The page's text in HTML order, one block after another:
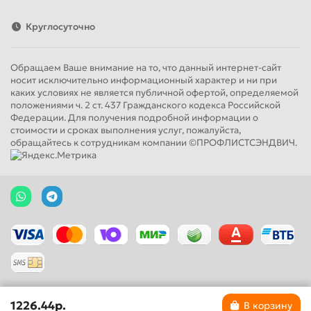
Круглосуточно
Обращаем Ваше внимание на то, что данный интернет-сайт
носит исключительно информационный характер и ни при
каких условиях не является публичной офертой, определяемой
положениями ч. 2 ст. 437 Гражданского кодекса Российской
Федерации. Для получения подробной информации о
стоимости и сроках выполнения услуг, пожалуйста,
обращайтесь к сотрудникам компании ©ПРОФЛИСТСЭНДВИЧ.
1226.44р. В корзину